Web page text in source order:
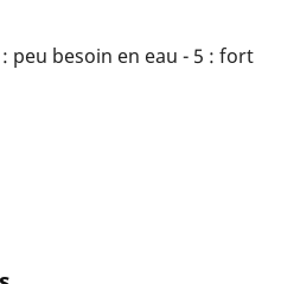
peu besoin en eau - 5 : fort